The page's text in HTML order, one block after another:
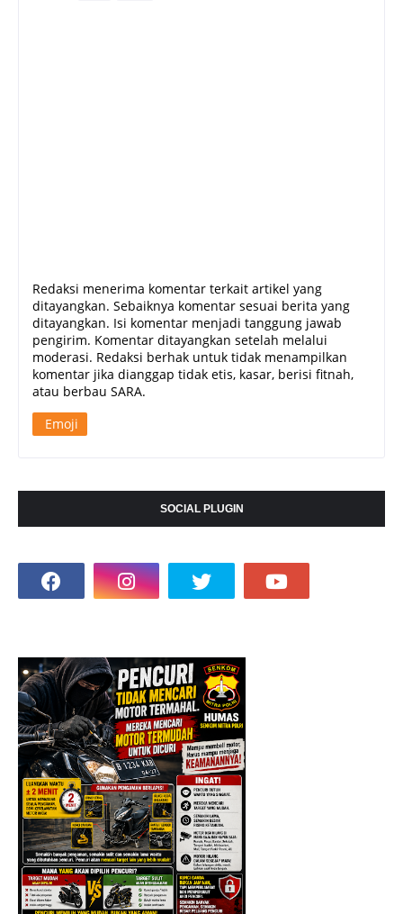
Redaksi menerima komentar terkait artikel yang
ditayangkan. Sebaiknya komentar sesuai berita yang
ditayangkan. Isi komentar menjadi tanggung jawab
pengirim. Komentar ditayangkan setelah melalui
moderasi. Redaksi berhak untuk tidak menampilkan
komentar jika dianggap tidak etis, kasar, berisi fitnah,
atau berbau SARA.
Emoji
SOCIAL PLUGIN